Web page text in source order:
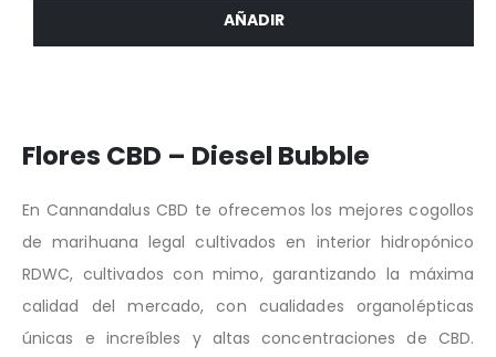
Flores CBD – Diesel Bubble
En Cannandalus CBD te ofrecemos los mejores cogollos
de marihuana legal cultivados en interior hidropónico
RDWC,cultivados con mimo,garantizando la máxima
calidad del mercado,con cualidades organolépticas
únicas e increíbles y altas concentraciones de CBD.